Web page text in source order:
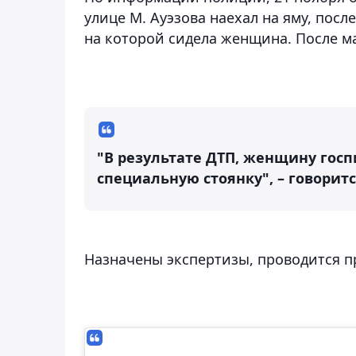
улице М. Ауэзова наехал на яму,
на которой сидела женщина. После
"В результате ДТП, женщину
специальную стоянку", –
Назначены экспертизы, проводится